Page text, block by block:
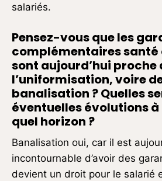
salariés.
Pensez-vous que les
complémentaires
sont aujourd’hui proche
l’uniformisation, voire
banalisation ? Quelles
éventuelles évolutions à
quel horizon ?
Banalisation oui, car il est
incontournable d’avoir des
devient un droit pour le salarié